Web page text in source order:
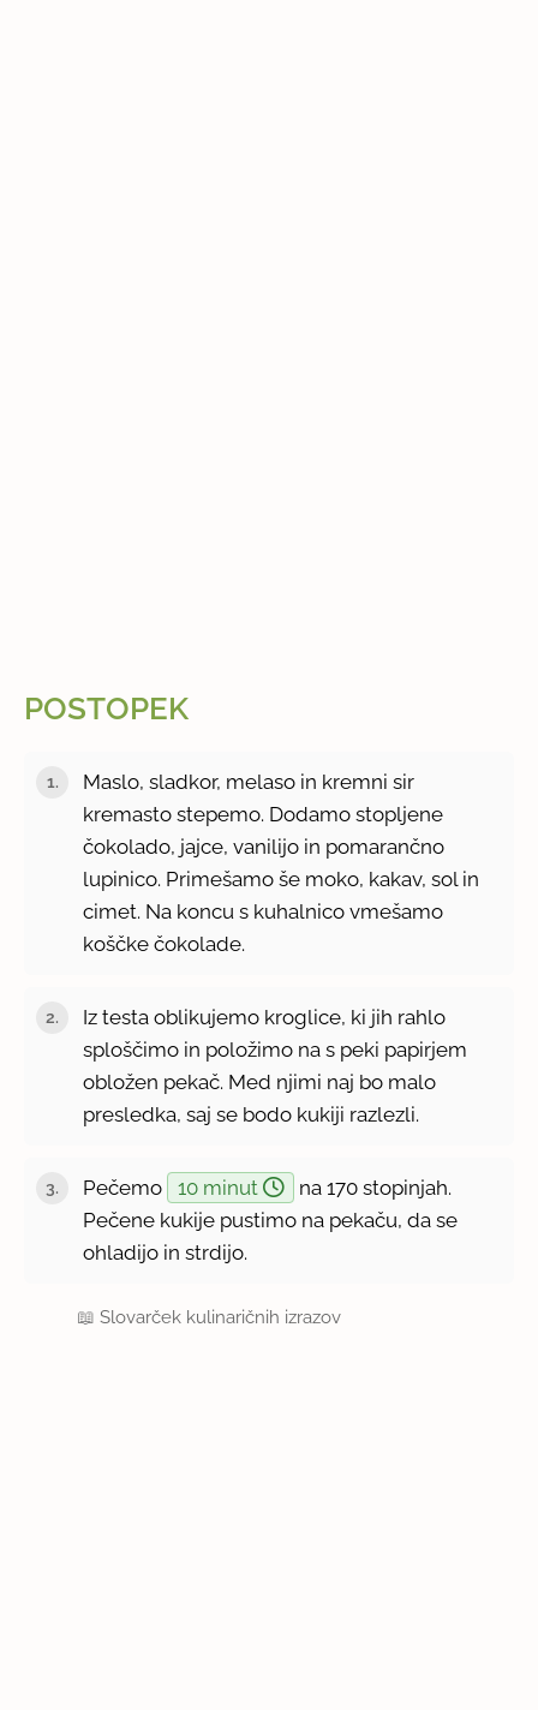
POSTOPEK
Maslo, sladkor, melaso in kremni sir
kremasto stepemo. Dodamo stopljene
čokolado, jajce, vanilijo in pomarančno
lupinico. Primešamo še moko, kakav, sol in
cimet. Na koncu s kuhalnico vmešamo
koščke čokolade.
Iz testa oblikujemo kroglice, ki jih rahlo
sploščimo in položimo na s peki papirjem
obložen pekač. Med njimi naj bo malo
presledka, saj se bodo kukiji razlezli.
Pečemo 10 minut
na 170 stopinjah.
Pečene kukije pustimo na pekaču, da se
ohladijo in strdijo.
📖Slovarček kulinaričnih izrazov